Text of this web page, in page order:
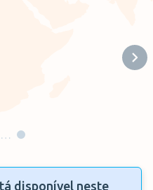
…
disponível neste